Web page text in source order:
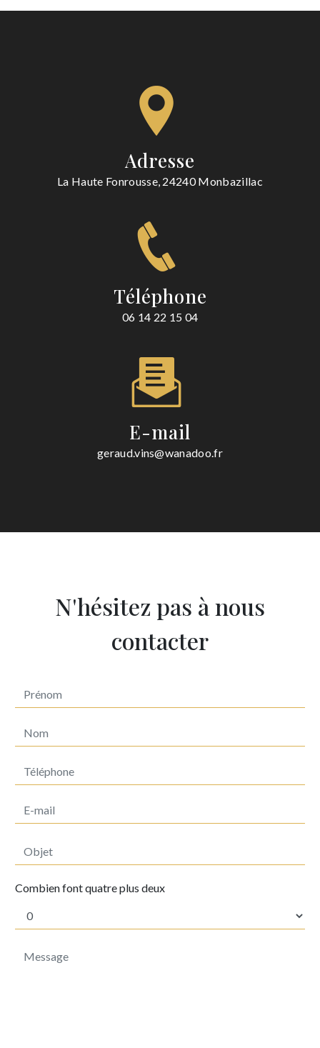
Adresse
La Haute Fonrousse, 24240 Monbazillac
Téléphone
06 14 22 15 04
E-mail
geraud.vins@wanadoo.fr
N'hésitez pas à nous
contacter
Combien font quatre plus deux